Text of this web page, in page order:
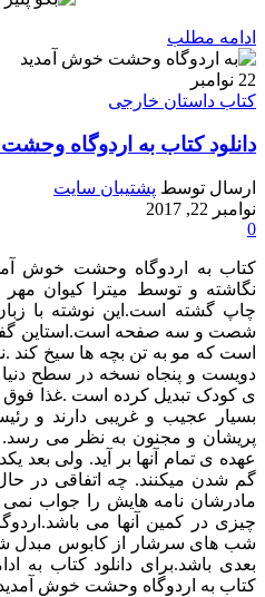
ادامه مطلب
22 نوامبر
کتاب داستان خارجی
دانلود کتاب به اردوگاه
ارسال توسط پشتیبان سایت
نوامبر 22, 2017
0
کتاب به اردوگاه وحشت خوش
نگاشته و توسط میترا کیوان
چاپ گشته است.این نوشته با
شصت و سه صفحه است.استاین
است که مو به تن بچه ها سیخ کند
دویست و پنجاه نسخه در سطح دنیا
ی کودک تبدیل کرده‌ است .غذا فوق
بسیار عجیب و غریبی دارند و
پریشان و مجنون به نظر می رسد.
عهده ی تمام آنها بر آید. ولی بعد
گم شدن میکنند. چه اتفاقی در
مادرشان نامه هایش را جواب نمی
چیزی در کمین آنها می
شب های سرشار از کابوس مبدل
بعدی باشد.برای دانلود کتاب به
کتاب به اردوگاه وحشت خوش